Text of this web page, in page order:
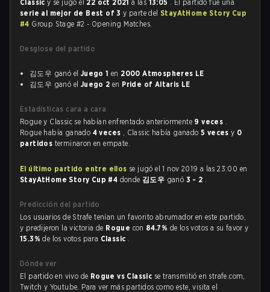
Classicy se jugó el 22 oct 2021a las 13:05 . El partido fue una
serie al mejor de Best of 3y parte del StayAtHome Story Cup
#4 Group Stage #2 - Opening Matches.
Desglose del partido
김도우 ganó el Juego 1 en 2000 Atmospheres LE
김도우 ganó el Juego 2 en Pride of Altaris LE
Estadísticas cara a cara
Rogue y Classic se habían enfrentado anteriormente 9 veces .
Rogue había ganado 4 veces , Classic había ganado5 vecesy 0
partidos terminaron en empate.
El último partido entre ellos se jugó el 1 nov 2019 a las 23:00 en
StayAtHome Story Cup #4 donde 김도우 ganó 3 - 2 .
Predicción del partido
Los usuarios de Strafe tenían un favorito abrumador en este partido,
y predijeron la victoria de Rogue con 84.7% de los votos a su favor y
15.3%de los votos para Classic .
Dónde ver
El partido en vivo de Rogue vs Classic se transmitió en strafe.com,
Twitch y Youtube. Para ver más partidos como este, visita el